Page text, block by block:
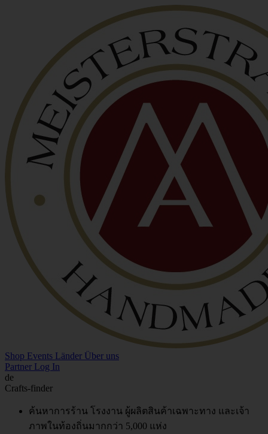
Shop Events Länder Über uns
Partner Log In
de
Crafts-finder
ค้นหาการร้าน โรงงาน ผู้ผลิตสินค้าเฉพาะทาง และเจ้า
ภาพในท้องถิ่นมากกว่า 5,000 แห่ง